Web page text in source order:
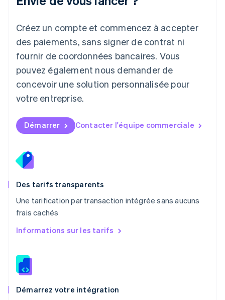
Créez un compte et commencez à accepter
des paiements, sans signer de contrat ni
fournir de coordonnées bancaires. Vous
pouvez également nous demander de
concevoir une solution personnalisée pour
votre entreprise.
Démarrer Contacter l'équipe commerciale
Des tarifs transparents
Une tarification par transaction intégrée sans aucuns
frais cachés
Informations sur les tarifs
Démarrez votre intégration
Luxembourg
FrançaisDeutsch English
Malaisie
English 简体中文
Malte
English
EspañolEnglish
English
Nouvelle-Zélande
Pays-Bas
Nederlands
English
PortuguêsEnglish
R.A.S. de Hong Kong, Chine
English
Roumanie
Royaume-Uni
English